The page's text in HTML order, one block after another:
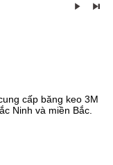
cấp băng keo 3M
Ninh và miền Bắc.